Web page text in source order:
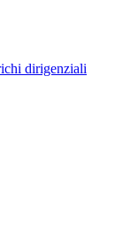
dirigenziali